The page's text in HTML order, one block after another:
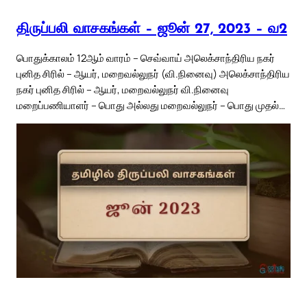
திருப்பலி வாசகங்கள் – ஜூன் 27, 2023 – வ2
பொதுக்காலம் 12ஆம் வாரம் – செவ்வாய் அலெக்சாந்திரிய நகர்
புனித சிரில் – ஆயர், மறைவல்லுநர் (வி.நினைவு) அலெக்சாந்திரிய
நகர் புனித சிரில் – ஆயர், மறைவல்லுநர் வி.நினைவு
மறைப்பணியாளர் – பொது அல்லது மறைவல்லுநர் – பொது முதல்…